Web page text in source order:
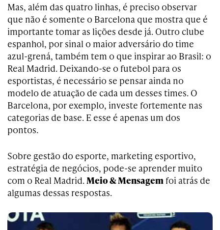
Mas, além das quatro linhas, é preciso observar
que não é somente o Barcelona que mostra que é
importante tomar as lições desde já. Outro clube
espanhol, por sinal o maior adversário do time
azul-grená, também tem o que inspirar ao Brasil: o
Real Madrid. Deixando-se o futebol para os
esportistas, é necessário se pensar ainda no
modelo de atuação de cada um desses times. O
Barcelona, por exemplo, investe fortemente nas
categorias de base. E esse é apenas um dos
pontos.
Sobre gestão do esporte, marketing esportivo,
estratégia de negócios, pode-se aprender muito
com o Real Madrid.Meio & Mensagem foi atrás de
algumas dessas respostas.